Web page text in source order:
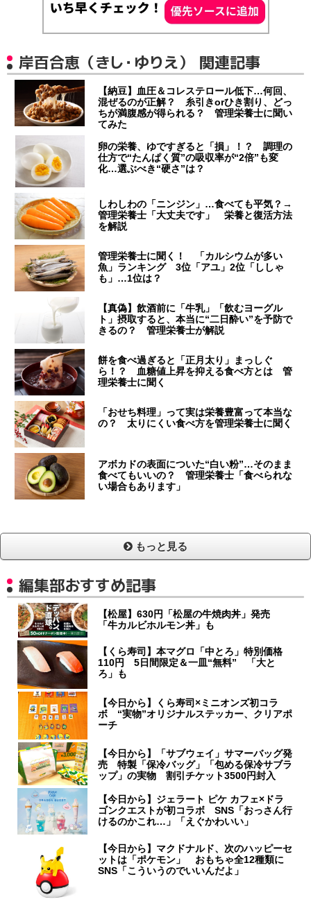
岸百合恵（きし・ゆりえ） 関連記事
【納豆】血圧＆コレステロール低下…何回、
混ぜるのが正解？ 糸引きorひき割り、どっ
ちが満腹感が得られる？ 管理栄養士に聞い
てみた
卵の栄養、ゆですぎると「損」！？ 調理の
仕方で“たんぱく質”の吸収率が“2倍”も変
化…選ぶべき“硬さ”は？
しわしわの「ニンジン」…食べても平気？→
管理栄養士「大丈夫です」 栄養と復活方法
を解説
管理栄養士に聞く！ 「カルシウムが多い
魚」ランキング 3位「アユ」2位「ししゃ
も」…1位は？
【真偽】飲酒前に「牛乳」「飲むヨーグル
ト」摂取すると、本当に“二日酔い”を予防で
きるの？ 管理栄養士が解説
餅を食べ過ぎると「正月太り」まっしぐ
ら！？ 血糖値上昇を抑える食べ方とは 管
理栄養士に聞く
「おせち料理」って実は栄養豊富って本当な
の？ 太りにくい食べ方を管理栄養士に聞く
アボカドの表面についた“白い粉”…そのまま
食べてもいいの？ 管理栄養士「食べられな
い場合もあります」
もっと見る
編集部おすすめ記事
【松屋】630円「松屋の牛焼肉丼」発売
「牛カルビホルモン丼」も
【くら寿司】本マグロ「中とろ」特別価格
110円 5日間限定＆一皿“無料” 「大と
ろ」も
【今日から】くら寿司×ミニオンズ初コラ
ボ “実物”オリジナルステッカー、クリアポ
ーチ
【今日から】「サブウェイ」サマーバッグ発
売 特製「保冷バッグ」「包める保冷サブラ
ップ」の実物 割引チケット3500円封入
【今日から】ジェラート ピケ カフェ×ドラ
ゴンクエストが初コラボ SNS「おっさん行
けるのかこれ…」「えぐかわいい」
【今日から】マクドナルド、次のハッピーセ
ットは「ポケモン」 おもちゃ全12種類に
SNS「こういうのでいいんだよ」